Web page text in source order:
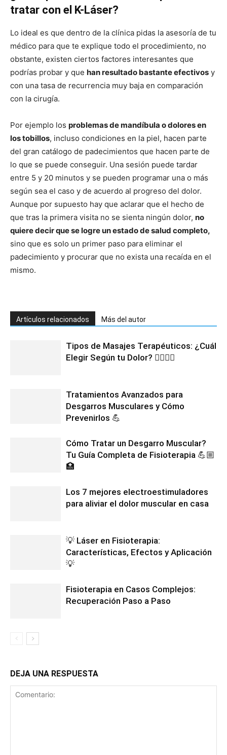
tratar con el K-Láser?
Lo ideal es que dentro de la clínica pidas la asesoría de tu
médico para que te explique todo el procedimiento, no
obstante, existen ciertos factores interesantes que
podrías probar y que han resultado bastante efectivos y
con una tasa de recurrencia muy baja en comparación
con la cirugía.
Por ejemplo los problemas de mandíbula o dolores en
los tobillos, incluso condiciones en la piel, hacen parte
del gran catálogo de padecimientos que hacen parte de
lo que se puede conseguir. Una sesión puede tardar
entre 5 y 20 minutos y se pueden programar una o más
según sea el caso y de acuerdo al progreso del dolor.
Aunque por supuesto hay que aclarar que el hecho de
que tras la primera visita no se sienta ningún dolor, no
quiere decir que se logre un estado de salud completo,
sino que es solo un primer paso para eliminar el
padecimiento y procurar que no exista una recaída en el
mismo.
Artículos relacionados Más del autor
Tipos de Masajes Terapéuticos: ¿Cuál
Elegir Según tu Dolor? 💆‍♂️💆‍♀️
Tratamientos Avanzados para
Desgarros Musculares y Cómo
Prevenirlos 💪
Cómo Tratar un Desgarro Muscular?
Tu Guía Completa de Fisioterapia 💪🏼
🏥
Los 7 mejores electroestimuladores
para aliviar el dolor muscular en casa
💡 Láser en Fisioterapia:
Características, Efectos y Aplicación
💡
Fisioterapia en Casos Complejos:
Recuperación Paso a Paso
DEJA UNA RESPUESTA